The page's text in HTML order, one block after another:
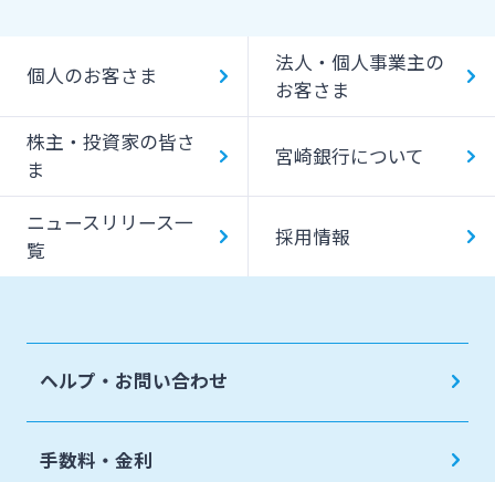
個人のお客さま
法人・個人事業主の
お客さま
株主・投資家の皆さ
ま
宮崎銀行について
ニュースリリース一
覧
採用情報
ヘルプ・お問い合わせ
手数料・金利